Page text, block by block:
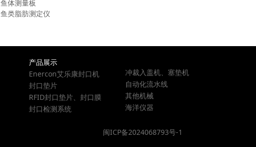
鱼体测量板
鱼类脂肪测定仪
产品展示
Enercon艾乐康封口机
封口垫片
RFID封口垫片、封口膜
封口检测系统
冲裁入盖机、塞垫机
自动化流水线
其他机械
海洋仪器
闽ICP备2024068793号-1